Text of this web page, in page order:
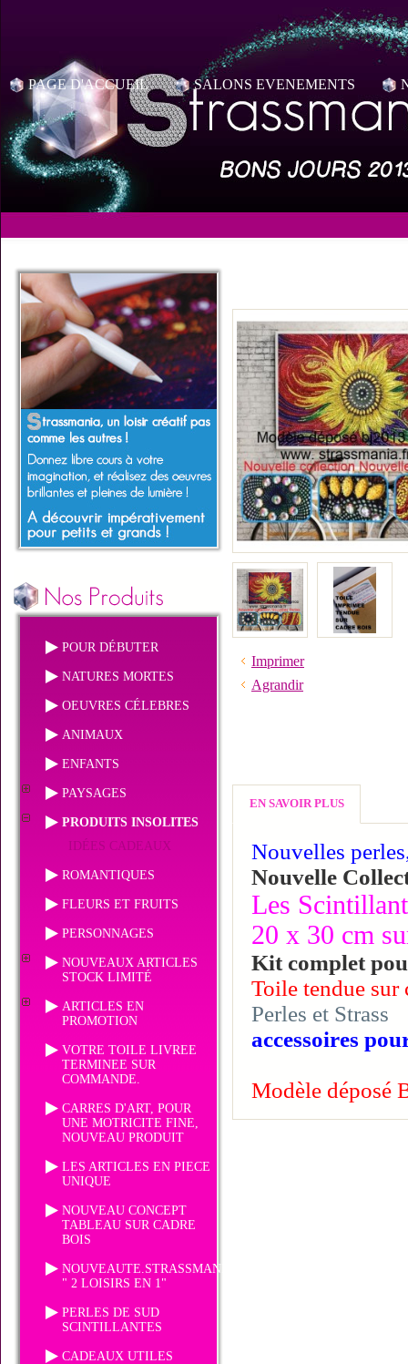
PAGE D'ACCUEIL SALONS EVENEMENTS
POUR DÉBUTER
NATURES MORTES
OEUVRES CÉLEBRES
ANIMAUX
ENFANTS
PAYSAGES
PRODUITS INSOLITES
IDÉES CADEAUX
ROMANTIQUES
FLEURS ET FRUITS
PERSONNAGES
NOUVEAUX ARTICLES
STOCK LIMITÉ
ARTICLES EN
PROMOTION
VOTRE TOILE LIVREE
TERMINEE SUR
COMMANDE.
CARRES D'ART, POUR
UNE MOTRICITE FINE,
NOUVEAU PRODUIT
LES ARTICLES EN PIECE
UNIQUE
NOUVEAU CONCEPT
TABLEAU SUR CADRE
BOIS
NOUVEAUTE.STRASSMANIA
" 2 LOISIRS EN 1"
PERLES DE SUD
SCINTILLANTES
CADEAUX UTILES
Imprimer
Agrandir
EN SAVOIR PLUS
Nouvelles
Nouvelle
Les
20 x 30 cm
Kit complet
Toile tendue sur
Perles et Strass
accessoires
Modèle déposé